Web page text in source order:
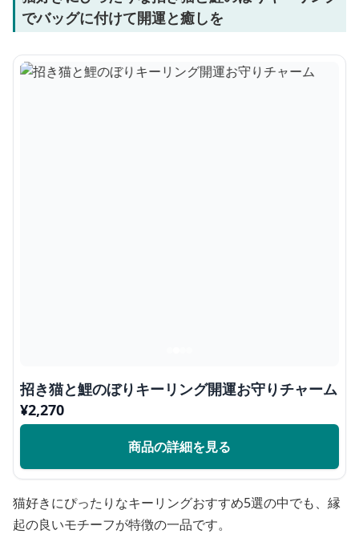
でバッグに付けて開運と癒しを
招き猫と鯉のぼりキーリング開運お守りチャーム
¥2,270
商品の詳細を見る
猫好きにぴったりなキーリングおすすめ5選の中でも、縁
起の良いモチーフが特徴の一品です。